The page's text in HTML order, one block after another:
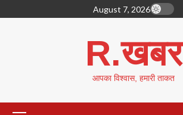
to
August 7, 2026
R.खबर
आपका विश्वास, हमारी ताकत